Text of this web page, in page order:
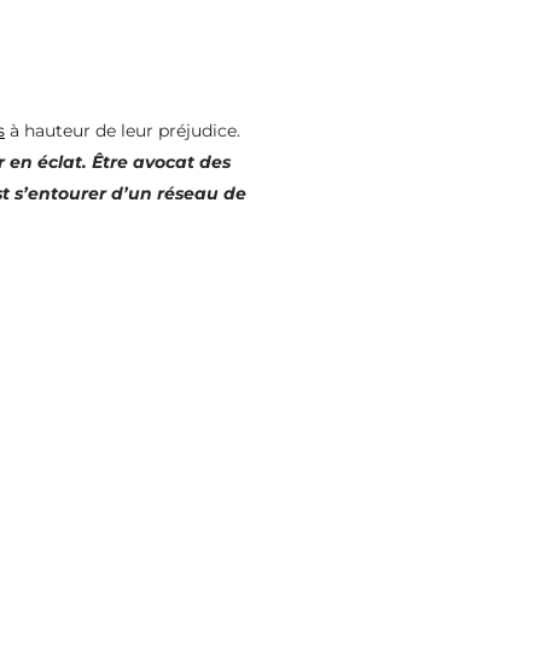
à hauteur de leur préjudice.
en éclat. Être avocat des
d’un réseau de